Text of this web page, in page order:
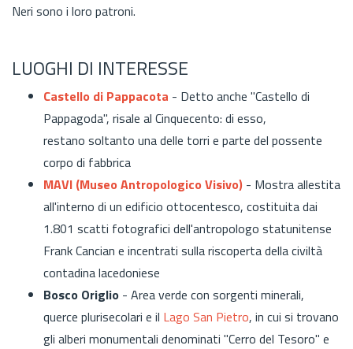
Neri sono i loro patroni.
LUOGHI DI INTERESSE
Castello di Pappacota - Detto anche "Castello di
Pappagoda", risale al Cinquecento: di esso,
restano soltanto una delle torri e parte del possente
corpo di fabbrica
MAVI (Museo Antropologico Visivo) - Mostra allestita
all'interno di un edificio ottocentesco, costituita dai
1.801 scatti fotografici dell'antropologo statunitense
Frank Cancian e incentrati sulla riscoperta della civiltà
contadina lacedoniese
Bosco Origlio - Area verde con sorgenti minerali,
querce plurisecolari e il Lago San Pietro, in cui si trovano
gli alberi monumentali denominati "Cerro del Tesoro" e